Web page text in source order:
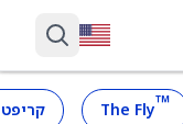
™
The Fly